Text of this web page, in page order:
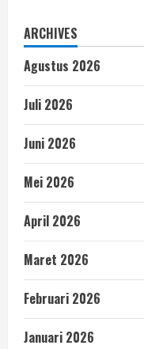
ARCHIVES
Agustus 2026
Juli 2026
Juni 2026
Mei 2026
April 2026
Maret 2026
Februari 2026
Januari 2026